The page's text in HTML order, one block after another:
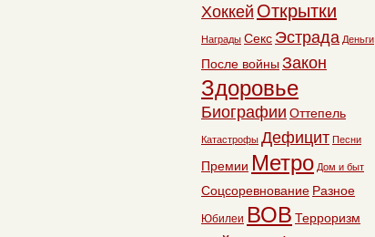
Хоккей Открытки
Награды Секс Эстрада Деньги
После войны Закон
Здоровье
Биографии Оттепель
Катастрофы Дефицит Песни
Премии Метро Дом и быт
Соцсоревнование Разное
Юбилеи ВОВ Терроризм